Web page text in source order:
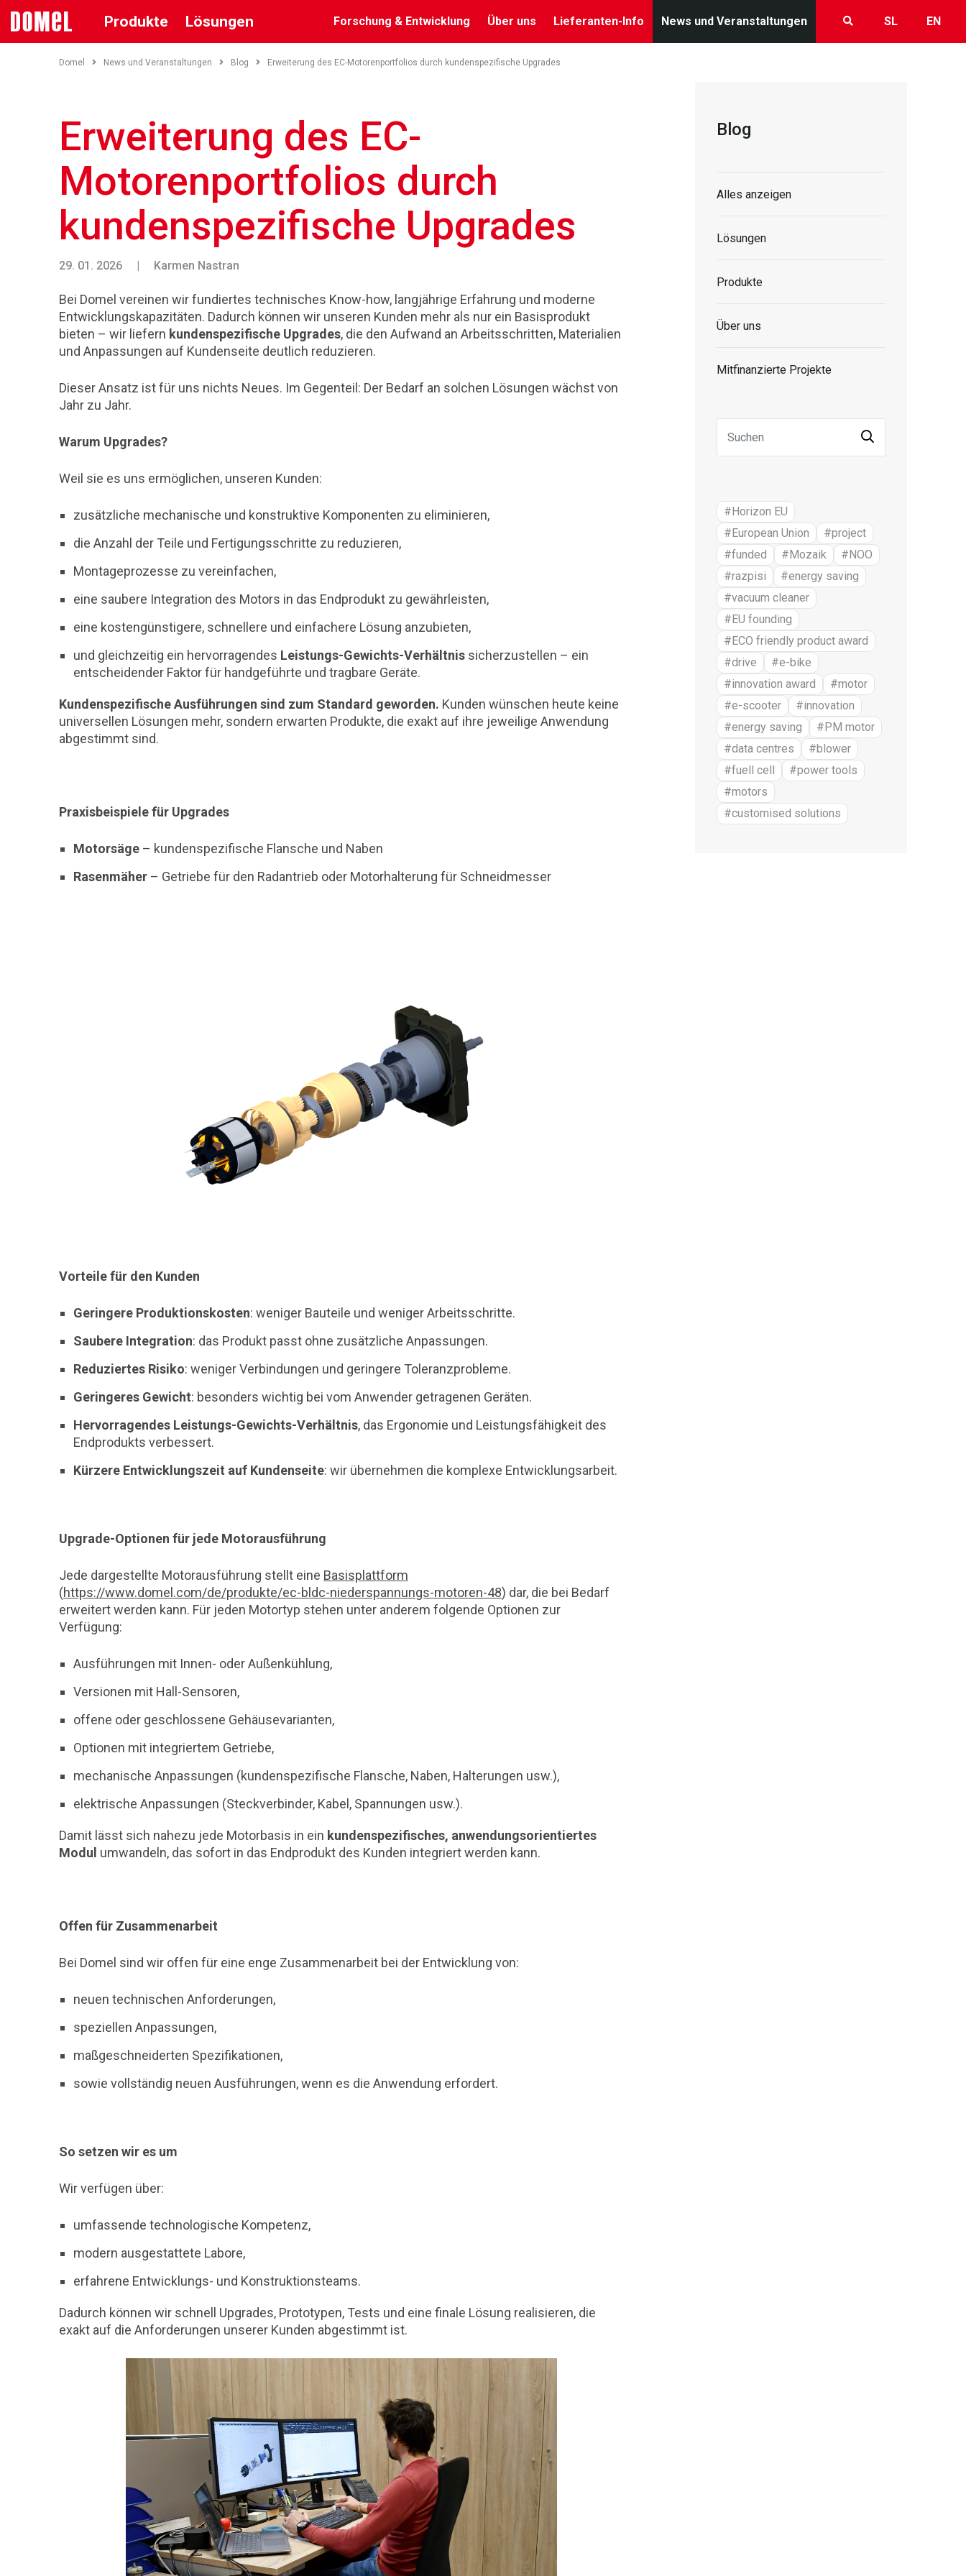
Produkte Lösungen Forschung & Entwicklung Über uns Lieferanten-Info News und Veranstaltungen SL EN
Domel News und Veranstaltungen Blog Erweiterung des EC-Motorenportfolios durch kundenspezifische Upgrades
Erweiterung des EC-
Motorenportfolios durch
kundenspezifische Upgrades
29. 01. 2026 | Karmen Nastran
Bei Domel vereinen wir fundiertes technisches Know-how, langjährige Erfahrung und moderne
Entwicklungskapazitäten. Dadurch können wir unseren Kunden mehr als nur ein Basisprodukt
bieten – wir liefern kundenspezifische Upgrades, die den Aufwand an Arbeitsschritten, Materialien
und Anpassungen auf Kundenseite deutlich reduzieren.
Dieser Ansatz ist für uns nichts Neues. Im Gegenteil: Der Bedarf an solchen Lösungen wächst von
Jahr zu Jahr.
Warum Upgrades?
Weil sie es uns ermöglichen, unseren Kunden:
zusätzliche mechanische und konstruktive Komponenten zu eliminieren,
die Anzahl der Teile und Fertigungsschritte zu reduzieren,
Montageprozesse zu vereinfachen,
eine saubere Integration des Motors in das Endprodukt zu gewährleisten,
eine kostengünstigere, schnellere und einfachere Lösung anzubieten,
und gleichzeitig ein hervorragendes Leistungs-Gewichts-Verhältnis sicherzustellen – ein
entscheidender Faktor für handgeführte und tragbare Geräte.
Kundenspezifische Ausführungen sind zum Standard geworden. Kunden wünschen heute keine
universellen Lösungen mehr, sondern erwarten Produkte, die exakt auf ihre jeweilige Anwendung
abgestimmt sind.
Praxisbeispiele für Upgrades
Motorsäge – kundenspezifische Flansche und Naben
Rasenmäher – Getriebe für den Radantrieb oder Motorhalterung für Schneidmesser
Vorteile für den Kunden
Geringere Produktionskosten: weniger Bauteile und weniger Arbeitsschritte.
Saubere Integration: das Produkt passt ohne zusätzliche Anpassungen.
Reduziertes Risiko: weniger Verbindungen und geringere Toleranzprobleme.
Geringeres Gewicht: besonders wichtig bei vom Anwender getragenen Geräten.
Hervorragendes Leistungs-Gewichts-Verhältnis, das Ergonomie und Leistungsfähigkeit des
Endprodukts verbessert.
Kürzere Entwicklungszeit auf Kundenseite: wir übernehmen die komplexe Entwicklungsarbeit.
Upgrade-Optionen für jede Motorausführung
Jede dargestellte Motorausführung stellt eine Basisplattform
(https://www.domel.com/de/produkte/ec-bldc-niederspannungs-motoren-48) dar, die bei Bedarf
erweitert werden kann. Für jeden Motortyp stehen unter anderem folgende Optionen zur
Verfügung:
Ausführungen mit Innen- oder Außenkühlung,
Versionen mit Hall-Sensoren,
offene oder geschlossene Gehäusevarianten,
Optionen mit integriertem Getriebe,
mechanische Anpassungen (kundenspezifische Flansche, Naben, Halterungen usw.),
elektrische Anpassungen (Steckverbinder, Kabel, Spannungen usw.).
Damit lässt sich nahezu jede Motorbasis in ein kundenspezifisches, anwendungsorientiertes
Modul umwandeln, das sofort in das Endprodukt des Kunden integriert werden kann.
Offen für Zusammenarbeit
Bei Domel sind wir offen für eine enge Zusammenarbeit bei der Entwicklung von:
neuen technischen Anforderungen,
speziellen Anpassungen,
maßgeschneiderten Spezifikationen,
sowie vollständig neuen Ausführungen, wenn es die Anwendung erfordert.
So setzen wir es um
Wir verfügen über:
umfassende technologische Kompetenz,
modern ausgestattete Labore,
erfahrene Entwicklungs- und Konstruktionsteams.
Dadurch können wir schnell Upgrades, Prototypen, Tests und eine finale Lösung realisieren, die
exakt auf die Anforderungen unserer Kunden abgestimmt ist.
Blog
Alles anzeigen
Lösungen
Produkte
Über uns
Mitfinanzierte Projekte
#Horizon EU
#European Union
#project
#funded
#Mozaik
#NOO
#razpisi
#energy saving
#vacuum cleaner
#EU founding
#ECO friendly product award
#drive
#e-bike
#innovation award
#motor
#e-scooter
#innovation
#energy saving
#PM motor
#data centres
#blower
#fuell cell
#power tools
#motors
#customised solutions